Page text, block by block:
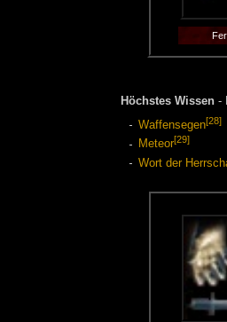
Höchstes Wissen-
Waffensegen[28]
Meteor[29]
Wort der